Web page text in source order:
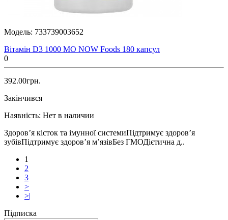
Модель: 733739003652
Вітамін D3 1000 МО NOW Foods 180 капсул
0
392.00грн.
Закінчився
Наявність: Нет в наличии
Здоров’я кісток та імунної системиПідтримує здоров’я
зубівПідтримує здоров’я м’язівБез ГМОДієтична д..
1
2
3
>
>|
Підписка